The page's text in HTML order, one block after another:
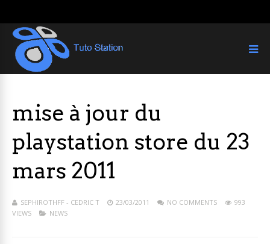
mise à jour du
playstation store du 23
mars 2011
SEPHIROTHFF - CEDRIC T 23/03/2011 NO COMMENTS
993
VIEWS
NEWS